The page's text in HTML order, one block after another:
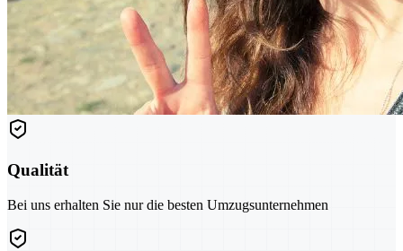
Qualität
Bei uns erhalten Sie nur die besten Umzugsunternehmen